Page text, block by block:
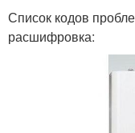
Список кодов
расшифровка: